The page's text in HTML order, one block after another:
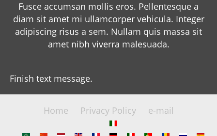
Fusce accumsan mollis eros. Pellentesque a
diam sit amet mi ullamcorper vehicula. Integer
adipiscing risus a sem. Nullam quis massa sit
amet nibh viverra malesuada.
Finish text message.
Home Privacy Policy e-mail